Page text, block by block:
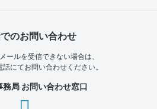
のお問い合わせ
ールを受信できない場合は、
にてお問い合わせください。
務局 お問い合わせ窓口